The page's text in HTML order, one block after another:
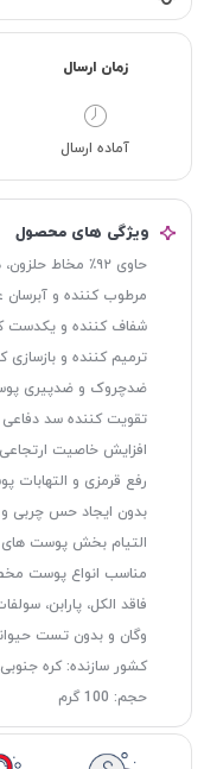
زمان ارسال
آماده ارسال
ویژگی های محصول
حاوی ۹۲٪ مخاط حلزون، هیالورونیک اسید و آدنوزین
مرطوب کننده و
شفاف کننده و یکدست
ترمیم کننده و بازسازی
ضدچروک و ضدپیری
تقویت کننده سد
افزایش خاصیت
رفع قرمزی و التهابات
بدون ایجاد حس چربی
التیام بخش پوست
مناسب انواع پوست
فاقد الکل، پارابن،
وگان و بدون تست
کشور سازنده: کره جنوبی
حجم: 100 گرم